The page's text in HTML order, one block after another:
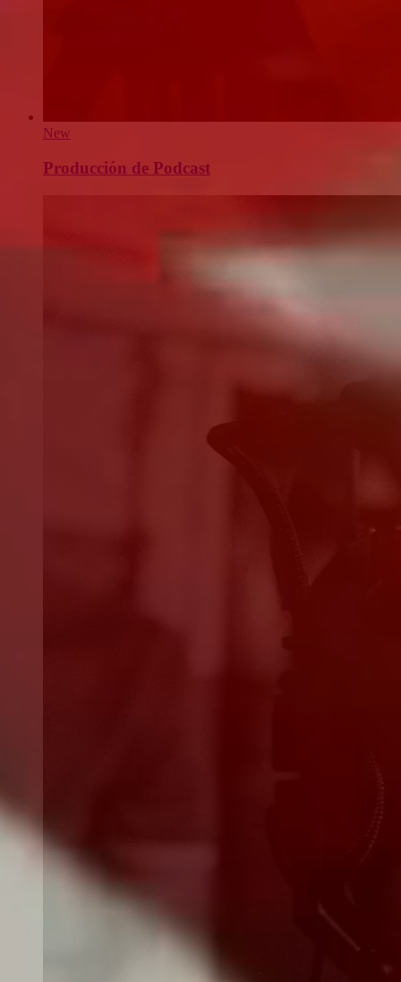
New
Producción de Podcast